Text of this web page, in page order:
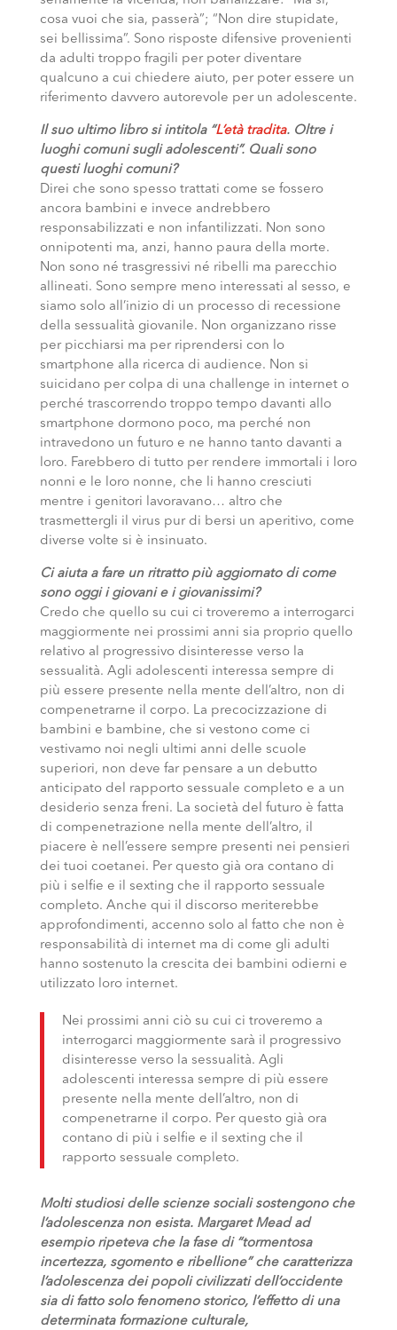
cosa vuoi che sia, passerà”; “Non dire stupidate,
sei bellissima”. Sono risposte difensive provenienti
da adulti troppo fragili per poter diventare
qualcuno a cui chiedere aiuto, per poter essere un
riferimento davvero autorevole per un adolescente.
Il suo ultimo libro si intitola “L’età tradita. Oltre i
luoghi comuni sugli adolescenti”. Quali sono
questi luoghi comuni?
Direi che sono spesso trattati come se fossero
ancora bambini e invece andrebbero
responsabilizzati e non infantilizzati. Non sono
onnipotenti ma, anzi, hanno paura della morte.
Non sono né trasgressivi né ribelli ma parecchio
allineati. Sono sempre meno interessati al sesso, e
siamo solo all’inizio di un processo di recessione
della sessualità giovanile. Non organizzano risse
per picchiarsi ma per riprendersi con lo
smartphone alla ricerca di audience. Non si
suicidano per colpa di una challenge in internet o
perché trascorrendo troppo tempo davanti allo
smartphone dormono poco, ma perché non
intravedono un futuro e ne hanno tanto davanti a
loro. Farebbero di tutto per rendere immortali i loro
nonni e le loro nonne, che li hanno cresciuti
mentre i genitori lavoravano… altro che
trasmettergli il virus pur di bersi un aperitivo, come
diverse volte si è insinuato.
Ci aiuta a fare un ritratto più aggiornato di come
sono oggi i giovani e i giovanissimi?
Credo che quello su cui ci troveremo a interrogarci
maggiormente nei prossimi anni sia proprio quello
relativo al progressivo disinteresse verso la
sessualità. Agli adolescenti interessa sempre di
più essere presente nella mente dell’altro, non di
compenetrarne il corpo. La precocizzazione di
bambini e bambine, che si vestono come ci
vestivamo noi negli ultimi anni delle scuole
superiori, non deve far pensare a un debutto
anticipato del rapporto sessuale completo e a un
desiderio senza freni. La società del futuro è fatta
di compenetrazione nella mente dell’altro, il
piacere è nell’essere sempre presenti nei pensieri
dei tuoi coetanei. Per questo già ora contano di
più i selfie e il sexting che il rapporto sessuale
completo. Anche qui il discorso meriterebbe
approfondimenti, accenno solo al fatto che non è
responsabilità di internet ma di come gli adulti
hanno sostenuto la crescita dei bambini odierni e
utilizzato loro internet.
Nei prossimi anni ciò su cui ci troveremo a
interrogarci maggiormente sarà il progressivo
disinteresse verso la sessualità. Agli
adolescenti interessa sempre di più essere
presente nella mente dell’altro, non di
compenetrarne il corpo. Per questo già ora
contano di più i selfie e il sexting che il
rapporto sessuale completo.
Molti studiosi delle scienze sociali sostengono che
l’adolescenza non esista. Margaret Mead ad
esempio ripeteva che la fase di “tormentosa
incertezza, sgomento e ribellione” che caratterizza
l’adolescenza dei popoli civilizzati dell’occidente
sia di fatto solo fenomeno storico, l’effetto di una
determinata formazione culturale,